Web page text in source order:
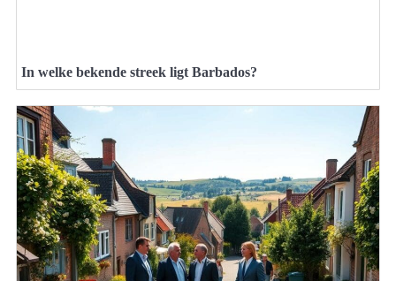
In welke bekende streek ligt Barbados?